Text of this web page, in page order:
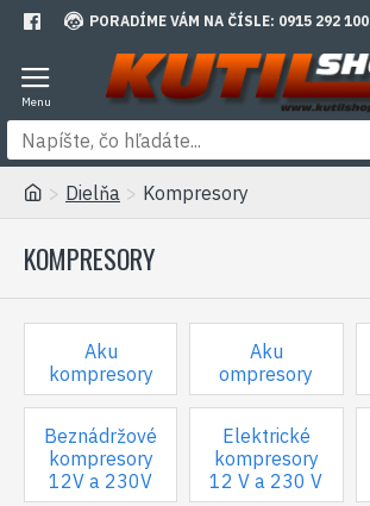
PORADÍME VÁM NA ČÍSLE: 0915 292 100
Dielňa Kompresory
KOMPRESORY
Aku
kompresory
Aku
ompresory
Beznádržové
kompresory
12V a 230V
Elektrické
kompresory
12 V a 230 V